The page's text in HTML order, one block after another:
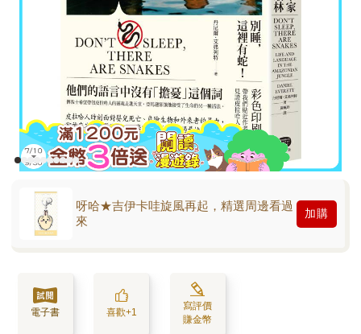
呀哈★吉伊卡哇旋風再起，精選周邊看過
來
加購
電子書 喜歡+1
寫評價
賺金幣